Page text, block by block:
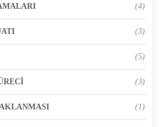
(4)
(3)
(5)
(3)
(1)